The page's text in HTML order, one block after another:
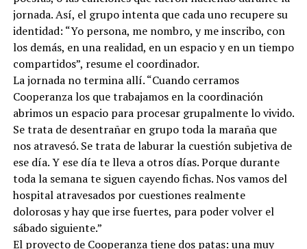
jornada. Así, el grupo intenta que cada uno recupere su
identidad: “Yo persona, me nombro, y me inscribo, con
los demás, en una realidad, en un espacio y en un tiempo
compartidos”, resume el coordinador.
La jornada no termina allí. “Cuando cerramos
Cooperanza los que trabajamos en la coordinación
abrimos un espacio para procesar grupalmente lo vivido.
Se trata de desentrañar en grupo toda la maraña que
nos atravesó. Se trata de laburar la cuestión subjetiva de
ese día. Y ese día te lleva a otros días. Porque durante
toda la semana te siguen cayendo fichas. Nos vamos del
hospital atravesados por cuestiones realmente
dolorosas y hay que irse fuertes, para poder volver el
sábado siguiente.”
El proyecto de Cooperanza tiene dos patas: una muy